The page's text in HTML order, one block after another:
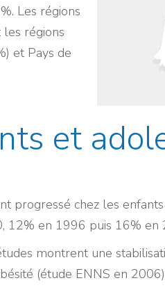
Les régions
les régions
et Pays de
et
progressé chez les
12% en 1996 puis 16% en
montrent une
(étude ENNS en